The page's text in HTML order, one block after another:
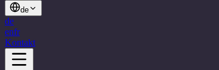
de
de
enfr
Kontakt